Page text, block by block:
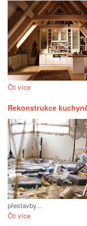
Čti více
Rekonstrukce
přestavby...
Čti více